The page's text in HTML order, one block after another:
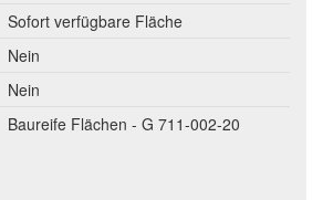
Sofort verfügbare Fläche
Nein
Nein
Baureife Flächen - G 711-002-20